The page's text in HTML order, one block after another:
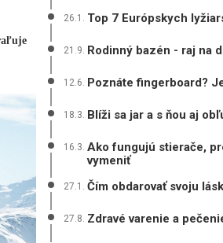
26.1. Top 7 Európskych
21.9. Rodinný bazén - raj na
12.6. Poznáte fingerboard?
18.3. Blíži sa jar a s ňou aj
16.3. Ako fungujú stierače,
vymeniť
27.1. Čím obdarovať svoju
27.8. Zdravé varenie a